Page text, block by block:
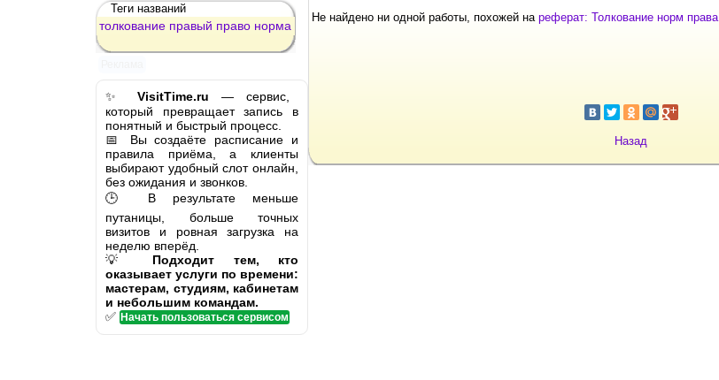
Теги названий
толкование правый право норма
✨ VisitTime.ru — сервис,
который превращает запись в
понятный и быстрый процесс.
📅 Вы создаёте расписание и
правила приёма, а клиенты
выбирают удобный слот онлайн,
без ожидания и звонков.
🕒 В результате меньше
путаницы, больше точных
визитов и ровная загрузка на
неделю вперёд.
💡 Подходит тем, кто
оказывает услуги по времени:
мастерам, студиям, кабинетам
и небольшим командам.
✅ Начать пользоваться сервисом
Не найдено ни одной работы, похожей на реферат: Толкование норм права
Назад